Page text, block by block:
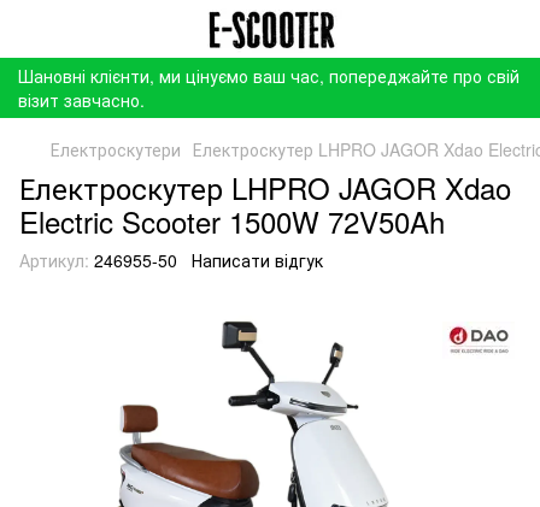
Шановні клієнти, ми цінуємо ваш час, попереджайте про свій
візит завчасно.
Електроскутери Електроскутер LHPRO JAGOR Xdao
Електроскутер LHPRO JAGOR Xdao
Electric Scooter 1500W 72V50Ah
Артикул: 246955-50 Написати відгук